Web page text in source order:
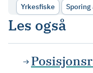
Yrkesfiske
Les også